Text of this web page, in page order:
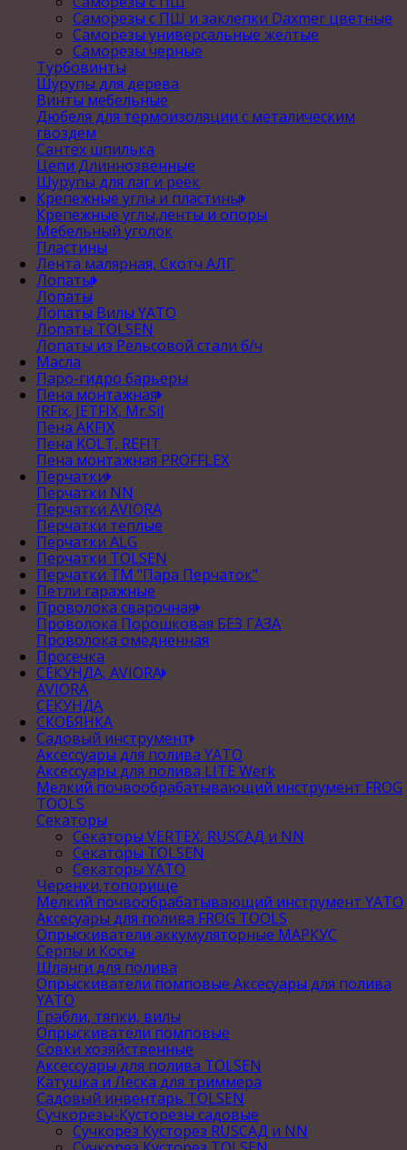
Саморезы с ПШ и заклепки Daxmer цветные
Саморезы универсальные желтые
Саморезы черные
Турбовинты
Шурупы для дерева
Винты мебельные
Дюбеля для термоизоляции с металическим
гвоздем
Сантех шпилька
Цепи Длиннозвенные
Шурупы для лаг и реек
Крепежные углы и пластины
Крепежные углы,ленты и опоры
Мебельный уголок
Пластины
Лента малярная, Скотч АЛГ
Лопаты
Лопаты
Лопаты Вилы YATO
Лопаты TOLSEN
Лопаты из Рельсовой стали б/ч
Масла
Паро-гидро барьеры
Пена монтажная
IRFix, JETFIX, Mr.Sil
Пена AKFIX
Пена KOLT, REFIT
Пена монтажная PROFFLEX
Перчатки
Перчатки NN
Перчатки AVIORA
Перчатки теплые
Перчатки ALG
Перчатки TOLSEN
Перчатки ТМ "Пара Перчаток"
Петли гаражные
Проволока сварочная
Проволока Порошковая БЕЗ ГАЗА
Проволока омедненная
Просечка
СЕКУНДА, AVIORA
AVIORA
СЕКУНДА
СКОБЯНКА
Садовый инструмент
Аксессуары для полива YATO
Аксессуары для полива LITE Werk
Мелкий почвообрабатывающий инструмент FROG
TOOLS
Секаторы
Секаторы VERTEX, RUSСАД и NN
Секаторы TOLSEN
Секаторы YATO
Черенки,топорище
Мелкий почвообрабатывающий инструмент YATO
Аксесуары для полива FROG TOOLS
Опрыскиватели аккумуляторные МАРКУС
Серпы и Косы
Шланги для полива
Опрыскиватели помповые Аксесуары для полива
YATO
Грабли, тяпки, вилы
Опрыскиватели помповые
Совки хозяйственные
Аксессуары для полива TOLSEN
Катушка и Леска для триммера
Садовый инвентарь TOLSEN
Сучкорезы-Кусторезы садовые
Сучкорез Кусторез RUSСАД и NN